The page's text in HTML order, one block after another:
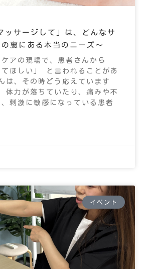
ッサージして」は、どんなサ
裏にある本当のニーズ〜
アの現場で、患者さんから
てほしい」 と言われることがあ
は、その時どう応えています
体力が落ちていたり、痛みや不
刺激に敏感になっている患者
イベント